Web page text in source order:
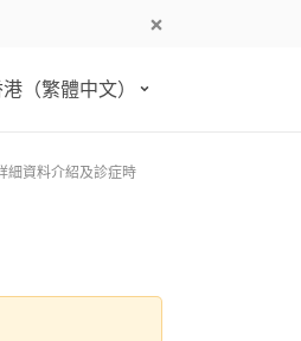
（繁體中文）
細資料介紹及診症時